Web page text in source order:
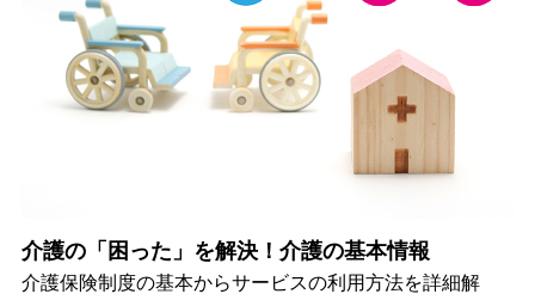
介護の「困った」を解決！介護の基本情報
介護保険制度の基本からサービスの利用方法を詳細解